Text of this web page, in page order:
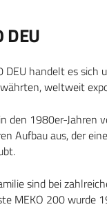
DEU
DEU handelt es
weltweit
den 1980er-Jahren
Aufbau aus, der
sind bei
MEKO 200 wurde